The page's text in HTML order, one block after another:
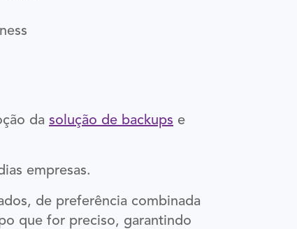
da solução de backups e
empresas.
de preferência combinada
que for preciso, garantindo